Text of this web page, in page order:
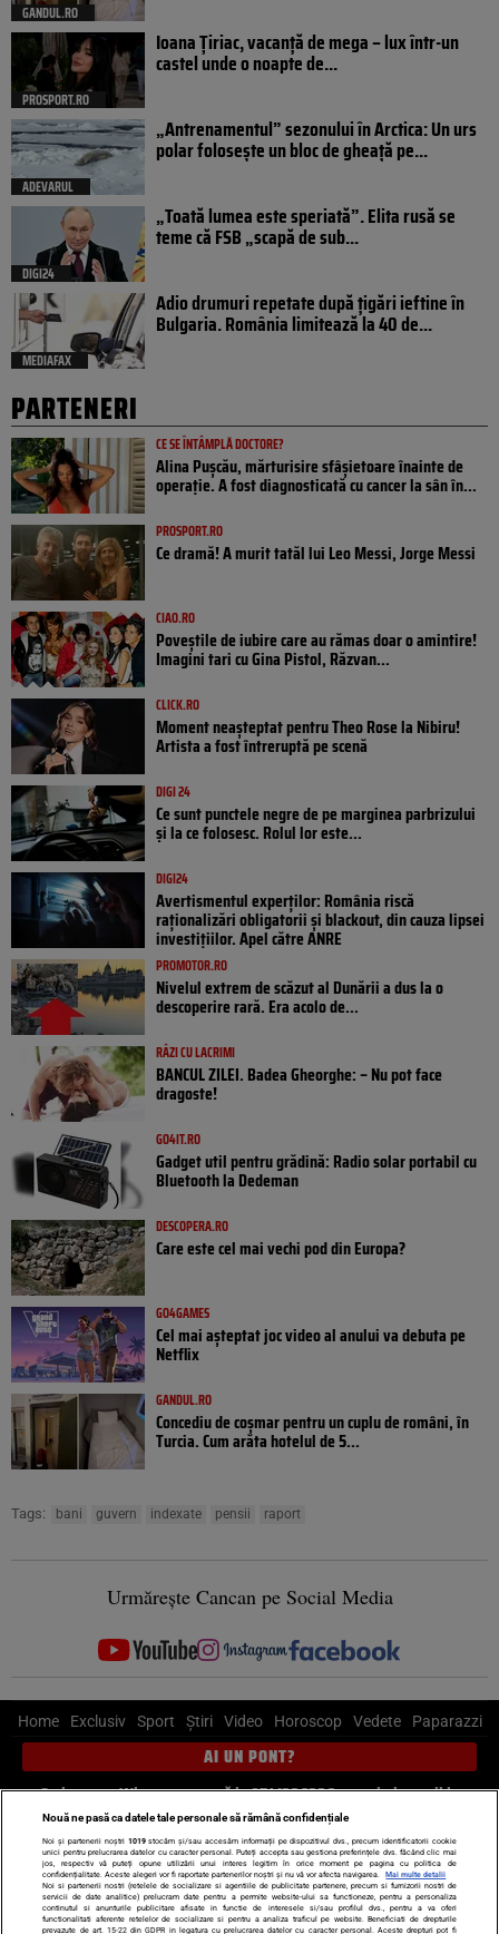
GANDUL.RO
PROSPORT.RO
Ioana Țiriac, vacanță de mega – lux într-un
castel unde o noapte de...
ADEVARUL
„Antrenamentul” sezonului în Arctica: Un urs
polar folosește un bloc de gheață pe...
DIGI24
„Toată lumea este speriată”. Elita rusă se
teme că FSB „scapă de sub...
MEDIAFAX
Adio drumuri repetate după țigări ieftine în
Bulgaria. România limitează la 40 de...
PARTENERI
CE SE ÎNTÂMPLĂ DOCTORE?
Alina Pușcău, mărturisire sfâșietoare înainte de
operație. A fost diagnosticată cu cancer la sân în...
PROSPORT.RO
Ce dramă! A murit tatăl lui Leo Messi, Jorge Messi
CIAO.RO
Poveştile de iubire care au rămas doar o amintire!
Imagini tari cu Gina Pistol, Răzvan...
CLICK.RO
Moment neașteptat pentru Theo Rose la Nibiru!
Artista a fost întreruptă pe scenă
DIGI 24
Ce sunt punctele negre de pe marginea parbrizului
și la ce folosesc. Rolul lor este...
DIGI24
Avertismentul experților: România riscă
raționalizări obligatorii și blackout, din cauza lipsei
investițiilor. Apel către ANRE
PROMOTOR.RO
Nivelul extrem de scăzut al Dunării a dus la o
descoperire rară. Era acolo de...
RÂZI CU LACRIMI
BANCUL ZILEI. Badea Gheorghe: – Nu pot face
dragoste!
GO4IT.RO
Gadget util pentru grădină: Radio solar portabil cu
Bluetooth la Dedeman
DESCOPERA.RO
Care este cel mai vechi pod din Europa?
GO4GAMES
Cel mai așteptat joc video al anului va debuta pe
Netflix
GANDUL.RO
Concediu de coșmar pentru un cuplu de români, în
Turcia. Cum arăta hotelul de 5...
Tags: bani guvern indexate pensii raport
Urmărește Cancan pe Social Media
Home Exclusiv Sport Știri Video Horoscop Vedete Paparazzi
AI UN PONT?
Scrie-ne pe Whatsapp, sună la 0741226226 sau trimite mail la
pont@cancan.ro
Știri interne Știri externe
Politică
Ultimele stiri
Diete Insula Iubirii Dictionar de vise
LIFE STYLE
Nouă ne pasă ca datele tale personale să rămână confidențiale
Noi și partenerii noștri 1019stocăm și/sau accesăm informații pe dispozitivul dvs., precum identificatorii cookie
unici pentru prelucrarea datelor cu caracter personal. Puteți accepta sau gestiona preferințele dvs. făcând clic mai
jos, respectiv vă puteți opune utilizării unui interes legitim în orice moment pe pagina cu politica de
confidențialitate. Aceste alegeri vor fi raportate partenerilor noștri și nu vă vor afecta navigarea.
Mai multe detalii
Noi si partenerii nostri (retelele de socializare si agentiile de publicitate partenere, precum si furnizorii nostri de
servicii de date analitice) prelucram date pentru a permite website-ului sa functioneze, pentru a personaliza
continutul si anunturile publicitare afisate in functie de interesele si/sau profilul dvs., pentru a va oferi
functionalitati aferente retelelor de socializare si pentru a analiza traficul pe website. Beneficiati de drepturile
prevazute de art. 15-22 din GDPR in legatura cu prelucrarea datelor cu caracter personal. Aceste drepturi pot fi